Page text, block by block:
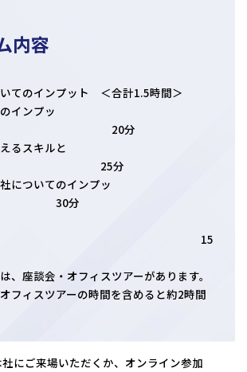
ート・アドバイザーズM&A
アスBPOサポート
アス財産サポート
プ概要
グループの強み
内容
てのインプット ＜合計1.5時間＞
インプッ
分
るスキルと
分
についてのインプッ
分
15
、座談会・オフィスツアーがあります。
オフィスツアーの時間を含めると約2時間
にご来場いただくか、オンライン参加